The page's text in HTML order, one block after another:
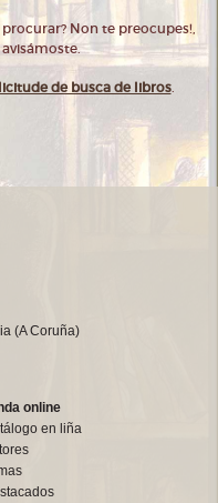
Non te preocupes!,
de busca de libros.
(A Coruña)
online
en liña